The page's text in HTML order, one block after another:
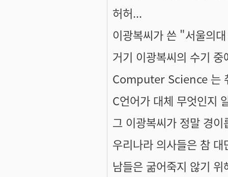
허허...
이광복씨가 쓴 "서울의
거기 이광복씨의 수기
Computer Science 는
C언어가 대체 무엇인지
그 이광복씨가 정말 경이
우리나라 의사들은 참
남들은 굶어죽지 않기